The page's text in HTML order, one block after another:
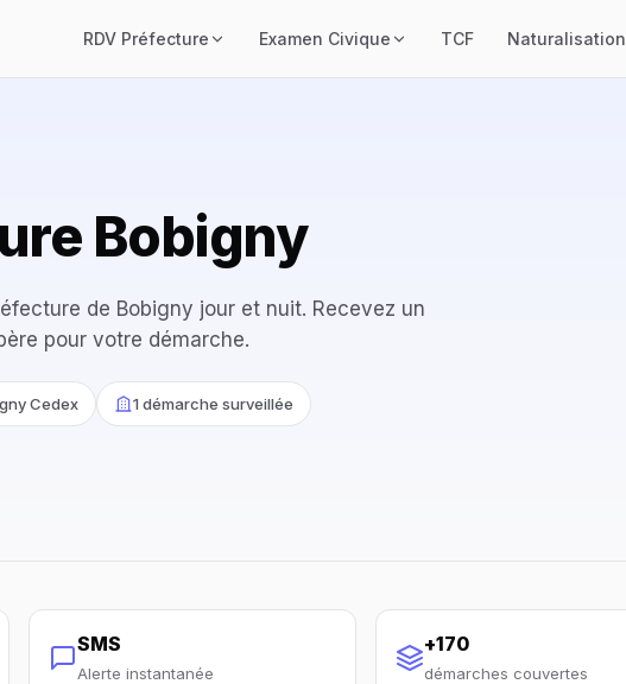
RDV Préfecture Examen Civique TCF Naturalisation
Bobigny
de Bobigny jour et nuit. Recevez un
pour votre démarche.
Cedex 1 démarche surveillée
SMS
Alerte instantanée
+170
démarches couvertes